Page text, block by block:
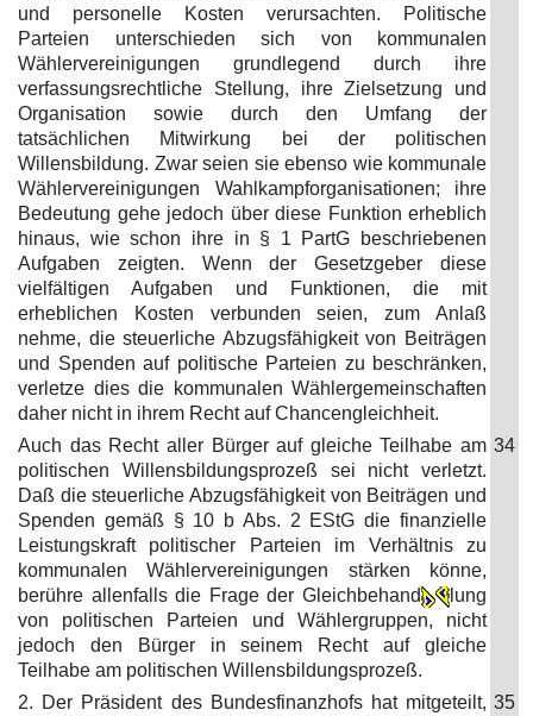
und personelle Kosten verursachten. Politische
Parteien unterschieden sich von kommunalen
Wählervereinigungen grundlegend durch ihre
verfassungsrechtliche Stellung, ihre Zielsetzung und
Organisation sowie durch den Umfang der
tatsächlichen Mitwirkung bei der politischen
Willensbildung. Zwar seien sie ebenso wie kommunale
Wählervereinigungen Wahlkampforganisationen; ihre
Bedeutung gehe jedoch über diese Funktion erheblich
hinaus, wie schon ihre in § 1 PartG beschriebenen
Aufgaben zeigten. Wenn der Gesetzgeber diese
vielfältigen Aufgaben und Funktionen, die mit
erheblichen Kosten verbunden seien, zum Anlaß
nehme, die steuerliche Abzugsfähigkeit von Beiträgen
und Spenden auf politische Parteien zu beschränken,
verletze dies die kommunalen Wählergemeinschaften
daher nicht in ihrem Recht auf Chancengleichheit.
Auch das Recht aller Bürger auf gleiche Teilhabe am
politischen Willensbildungsprozeß sei nicht verletzt.
Daß die steuerliche Abzugsfähigkeit von Beiträgen und
Spenden gemäß § 10 b Abs. 2 EStG die finanzielle
Leistungskraft politischer Parteien im Verhältnis zu
kommunalen Wählervereinigungen stärken könne,
berühre allenfalls die Frage der Gleichbehand
lung
von politischen Parteien und Wählergruppen, nicht
jedoch den Bürger in seinem Recht auf gleiche
Teilhabe am politischen Willensbildungsprozeß.
34
2. Der Präsident des Bundesfinanzhofs hat mitgeteilt, 35